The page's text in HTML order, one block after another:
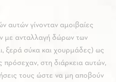
αυτών γίνονταν αμοιβαίες
με ανταλλαγή δώρων των
ξερά σύκα και χουρμάδες) ως
πρόσεχαν, στη διάρκεια αυτών,
τους ώστε να μη αποβούν